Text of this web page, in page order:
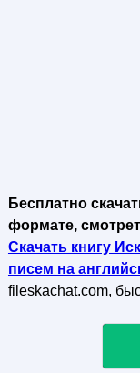
Бесплатно
формате,
Скачать книгу
писем на
fileskachat.com,